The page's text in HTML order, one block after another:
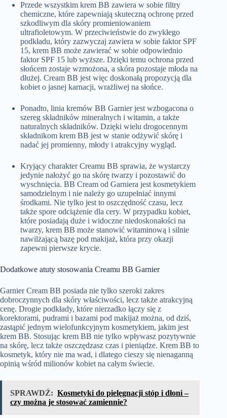
Przede wszystkim krem BB zawiera w sobie filtry
chemiczne, które zapewniają skuteczną ochronę przed
szkodliwym dla skóry promieniowaniem
ultrafioletowym. W przeciwieństwie do zwykłego
podkładu, który zazwyczaj zawiera w sobie faktor SPF
15, krem BB może zawierać w sobie odpowiednio
faktor SPF 15 lub wyższe. Dzięki temu ochrona przed
słońcem zostaje wzmożona, a skóra pozostaje młoda na
dłużej. Cream BB jest więc doskonałą propozycją dla
kobiet o jasnej karnacji, wrażliwej na słońce.
Ponadto, linia kremów BB Garnier jest wzbogacona o
szereg składników mineralnych i witamin, a także
naturalnych składników. Dzięki wielu drogocennym
składnikom krem BB jest w stanie odżywić skórę i
nadać jej promienny, młody i atrakcyjny wygląd.
Kryjący charakter Creamu BB sprawia, że wystarczy
jedynie nałożyć go na skórę twarzy i pozostawić do
wyschnięcia. BB Cream od Garniera jest kosmetykiem
samodzielnym i nie należy go uzupełniać innymi
środkami. Nie tylko jest to oszczędność czasu, lecz
także spore odciążenie dla cery. W przypadku kobiet,
które posiadają duże i widoczne niedoskonałości na
twarzy, krem BB może stanowić witaminową i silnie
nawilżającą bazę pod makijaż, która przy okazji
zapewni pierwsze krycie.
Dodatkowe atuty stosowania Creamu BB Garnier
Garnier Cream BB posiada nie tylko szeroki zakres
dobroczynnych dla skóry właściwości, lecz także atrakcyjną
cenę. Drogie podkłady, które nierzadko łączy się z
korektorami, pudrami i bazami pod makijaż można, od dziś,
zastąpić jednym wielofunkcyjnym kosmetykiem, jakim jest
krem BB. Stosując krem BB nie tylko wpływasz pozytywnie
na skórę, lecz także oszczędzasz czas i pieniądze. Krem BB to
kosmetyk, który nie ma wad, i dlatego cieszy się nienaganną
opinią wśród milionów kobiet na całym świecie.
SPRAWDŹ: Kosmetyki do pielęgnacji stóp i dłoni –
czy można je stosować zamiennie?